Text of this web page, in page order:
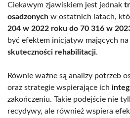
Ciekawym zjawiskiem jest jednak
osadzonych w ostatnich latach,
204 w 2022 roku do 70 316 w
być efektem inicjatyw mających na
skuteczności rehabilitacji.
Równie ważne są analizy potrzeb
oraz strategie wspierające ich
zakończeniu. Takie podejście nie
recydywy, ale również wspiera